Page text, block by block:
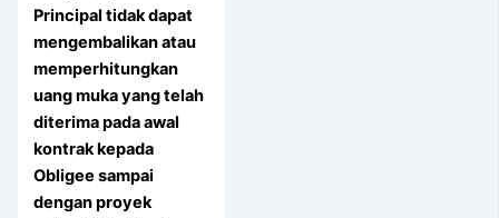
Principal tidak dapat
mengembalikan atau
memperhitungkan
uang muka yang telah
diterima pada awal
kontrak kepada
Obligee sampai
dengan proyek